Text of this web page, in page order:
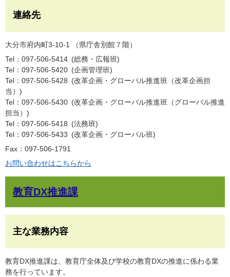
連絡先
大分市府内町3-10-1 （県庁舎別館７階）
Tel：097-506-5414
総務・広報班
Tel：097-506-5420
企画管理班
Tel：097-506-5428
改革企画・グローバル推進班（改革企画担
当）
Tel：097-506-5430
改革企画・グローバル推進班（グローバル推進
担当）
Tel：097-506-5418
法務班
Tel：097-506-5433
改革企画・グローバル班
Fax：097-506-1791
お問い合わせはこちらから
教育DX推進課
主な業務内容
教育DX推進課は、教育庁全体及び学校の教育DXの推進に係わる業
務を行っています。